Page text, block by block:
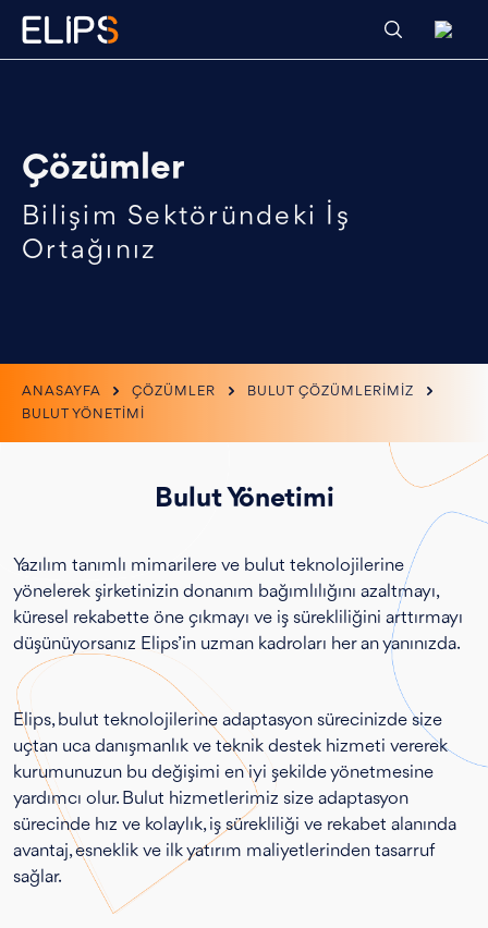
Çözümler
Bilişim Sektöründeki İş
Ortağınız
ANASAYFA ÇÖZÜMLER
BULUT ÇÖZÜMLERİMİZ
BULUT YÖNETİMİ
Bulut Yönetimi
Yazılım tanımlı mimarilere ve bulut teknolojilerine
yönelerek şirketinizin donanım bağımlılığını azaltmayı,
küresel rekabette öne çıkmayı ve iş sürekliliğini arttırmayı
düşünüyorsanız Elips’in uzman kadroları her an yanınızda.
Elips, bulut teknolojilerine adaptasyon sürecinizde size
uçtan uca danışmanlık ve teknik destek hizmeti vererek
kurumunuzun bu değişimi en iyi şekilde yönetmesine
yardımcı olur. Bulut hizmetlerimiz size adaptasyon
sürecinde hız ve kolaylık, iş sürekliliği ve rekabet alanında
avantaj, esneklik ve ilk yatırım maliyetlerinden tasarruf
sağlar.